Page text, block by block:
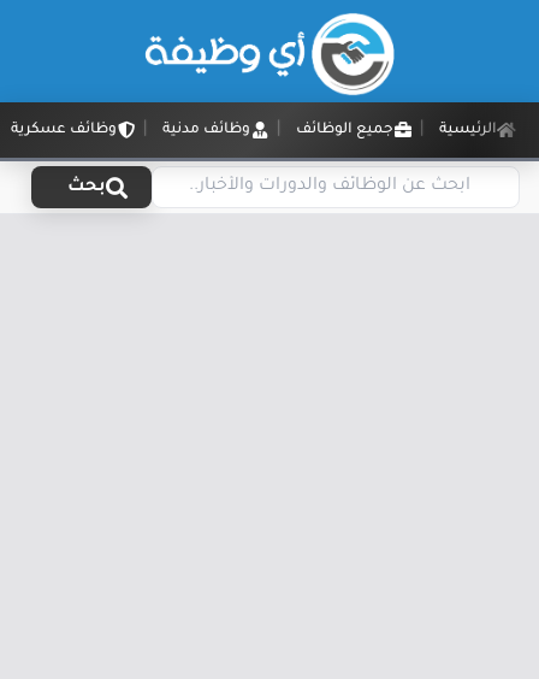
الرئيسية جميع الوظائف وظائف مدنية وظائف عسكرية
بحث